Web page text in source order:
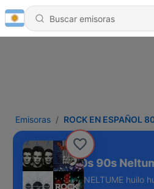
Emisoras ROCK EN ESPAÑOL
ESPAÑOL 80s 90s
NELTUME huilo